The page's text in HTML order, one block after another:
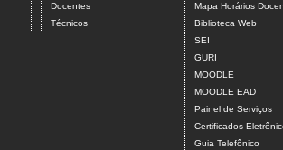
Docentes
Técnicos
Mapa Horários
Biblioteca Web
SEI
GURI
MOODLE
MOODLE EAD
Painel de Serviços
Certificados
Guia Telefônico